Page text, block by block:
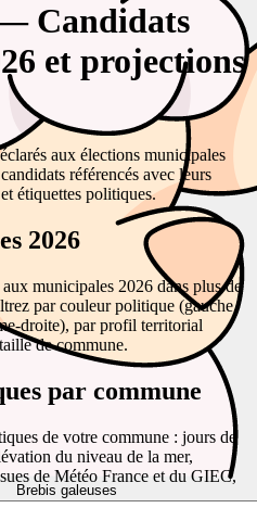
Brebis galeuses
Candidats
et projections
aux élections municipales
référencés avec leurs
étiquettes politiques.
2026
municipales 2026 dans plus de
par couleur politique (gauche,
droite), par profil territorial
de commune.
par commune
de votre commune : jours de
du niveau de la mer,
de Météo France et du GIEC,